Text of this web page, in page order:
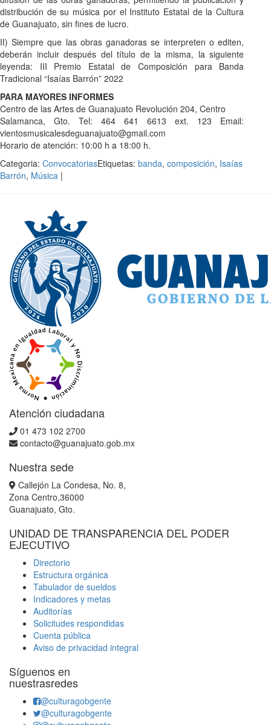
distribución de su música por el Instituto Estatal de la Cultura
de Guanajuato, sin fines de lucro.
II) Siempre que las obras ganadoras se interpreten o editen,
deberán incluir después del título de la misma, la siguiente
leyenda: III Premio Estatal de Composición para Banda
Tradicional “Isaías Barrón” 2022
PARA MAYORES INFORMES
Centro de las Artes de Guanajuato Revolución 204, Centro
Salamanca, Gto. Tel: 464 641 6613 ext. 123 Email:
vientosmusicalesdeguanajuato@gmail.com
Horario de atención: 10:00 h a 18:00 h.
Categoria: ConvocatoriasEtiquetas: banda, composición, Isaías
Barrón, Música |
Atención ciudadana
01 473 102 2700
contacto@guanajuato.gob.mx
Nuestra sede
Callejón La Condesa, No. 8,
Zona Centro,36000
Guanajuato, Gto.
UNIDAD DE TRANSPARENCIA DEL PODER
EJECUTIVO
Directorio
Estructura orgánica
Tabulador de sueldos
Indicadores y metas
Auditorías
Solicitudes respondidas
Cuenta pública
Aviso de privacidad integral
Síguenos en
nuestrasredes
@culturagobgente
@culturagobgente